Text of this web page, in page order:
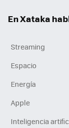
En Xataka
Streaming
Espacio
Energía
Apple
Inteligencia